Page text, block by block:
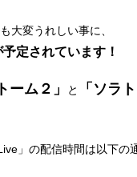
大変うれしい事に、
定されています！
ーム２」 と 「ソラ
」の配信時間は以下の